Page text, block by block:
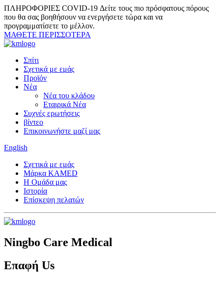
ΠΛΗΡΟΦΟΡΙΕΣ COVID-19 Δείτε τους πιο πρόσφατους πόρους
που θα σας βοηθήσουν να ενεργήσετε τώρα και να
προγραμματίσετε το μέλλον.
ΜΑΘΕΤΕ ΠΕΡΙΣΣΟΤΕΡΑ
Σπίτι
Σχετικά με εμάς
Προϊόν
Νέα
Νέα του κλάδου
Εταιρικά Νέα
Συχνές ερωτήσεις
βίντεο
Επικοινωνήστε μαζί μας
English
Σχετικά με εμάς
Μάρκα KAMED
Η Ομάδα μας
Ιστορία
Επίσκεψη πελατών
Ningbo Care Medical
Επαφή Us